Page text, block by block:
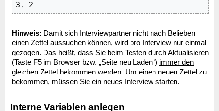
3, 2
Hinweis: Damit sich Interviewpartner nicht nach Belieben
einen Zettel aussuchen können, wird pro Interview nur einmal
gezogen. Das heißt, dass Sie beim Testen durch Aktualisieren
(Taste F5 im Browser bzw. „Seite neu Laden“) immer den
gleichen Zettel bekommen werden. Um einen neuen Zettel zu
bekommen, müssen Sie ein neues Interview starten.
Interne Variablen anlegen